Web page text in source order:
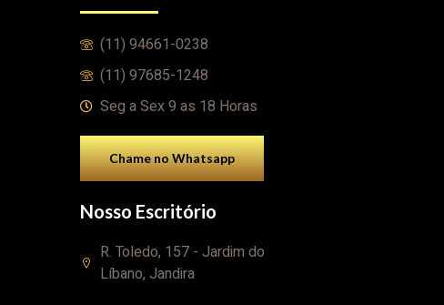
(11) 94661-0238
(11) 97685-1248
Seg a Sex 9 as 18 Horas
Chame no Whatsapp
Nosso Escritório
R. Toledo, 157 - Jardim do
Líbano, Jandira